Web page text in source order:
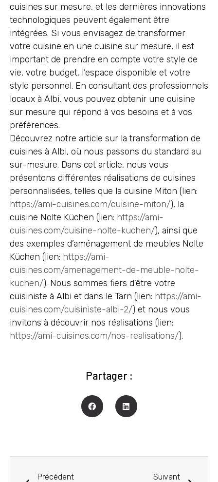
cuisines sur mesure, et les dernières innovations
technologiques peuvent également être
intégrées. Si vous envisagez de transformer
votre cuisine en une cuisine sur mesure, il est
important de prendre en compte votre style de
vie, votre budget, l’espace disponible et votre
style personnel. En consultant des professionnels
locaux à Albi, vous pouvez obtenir une cuisine
sur mesure qui répond à vos besoins et à vos
préférences.
Découvrez notre article sur la transformation de
cuisines à Albi, où nous passons du standard au
sur-mesure. Dans cet article, nous vous
présentons différentes réalisations de cuisines
personnalisées, telles que la cuisine Miton (lien:
https://ami-cuisines.com/cuisine-miton/), la
cuisine Nolte Küchen (lien: https://ami-
cuisines.com/cuisine-nolte-kuchen/), ainsi que
des exemples d’aménagement de meubles Nolte
Küchen (lien: https://ami-
cuisines.com/amenagement-de-meuble-nolte-
kuchen/). Nous sommes fiers d’être votre
cuisiniste à Albi et dans le Tarn (lien: https://ami-
cuisines.com/cuisiniste-albi-2/) et nous vous
invitons à découvrir nos réalisations (lien:
https://ami-cuisines.com/nos-realisations/).
Partager :
Précédent Suivant